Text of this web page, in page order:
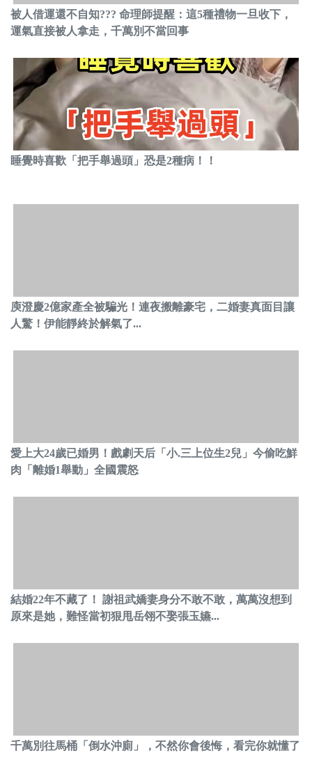
被人借運還不自知??? 命理師提醒：這5種禮物一旦收下，
運氣直接被人拿走，千萬別不當回事
睡覺時喜歡「把手舉過頭」恐是2種病！！
庾澄慶2億家產全被騙光！連夜搬離豪宅，二婚妻真面目讓
人驚！伊能靜終於解氣了...
愛上大24歲已婚男！戲劇天后「小.三上位生2兒」今偷吃鮮
肉「離婚1舉動」全國震怒
結婚22年不藏了！ 謝祖武嬌妻身分不敢不敢，萬萬沒想到
原來是她，難怪當初狠甩岳翎不娶張玉嬿...
千萬別往馬桶「倒水沖廁」，不然你會後悔，看完你就懂了